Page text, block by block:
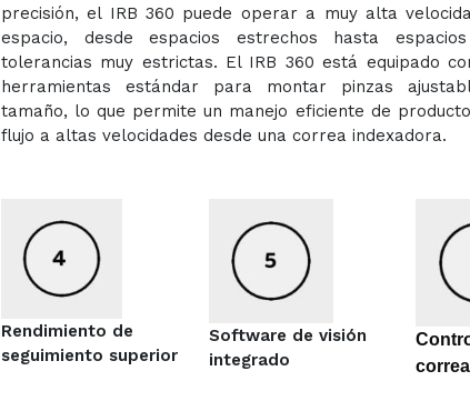
precisión, el IRB 360 puede operar a muy alta
espacio, desde espacios estrechos hasta
tolerancias muy estrictas. El IRB 360 está equipado
herramientas estándar para montar pinzas
tamaño, lo que permite un manejo eficiente de
flujo a altas velocidades desde una correa indexadora.
Rendimiento de
seguimiento superior
Software de visión
integrado